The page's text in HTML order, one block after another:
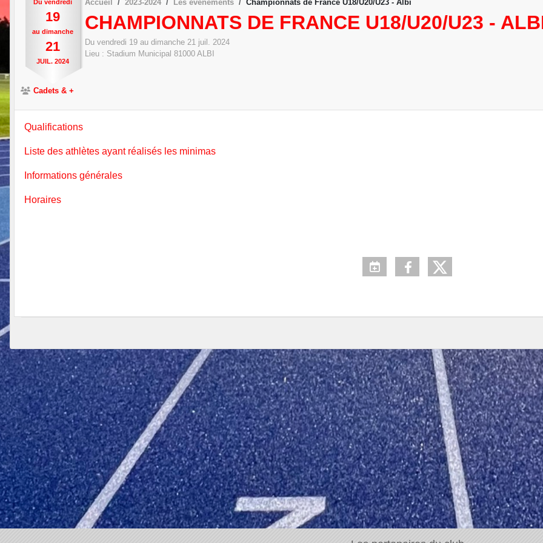
Du vendredi
19
au dimanche
21
JUIL. 2024
Accueil 2023-2024 Les évènements Championnats de France U18/U20/U23 - Albi
CHAMPIONNATS DE FRANCE U18/U20/U23 -
Du vendredi 19 au dimanche 21 juil. 2024
Lieu : Stadium Municipal 81000 ALBI
Cadets & +
Qualifications
Liste des athlètes ayant réalisés les minimas
Informations générales
Horaires